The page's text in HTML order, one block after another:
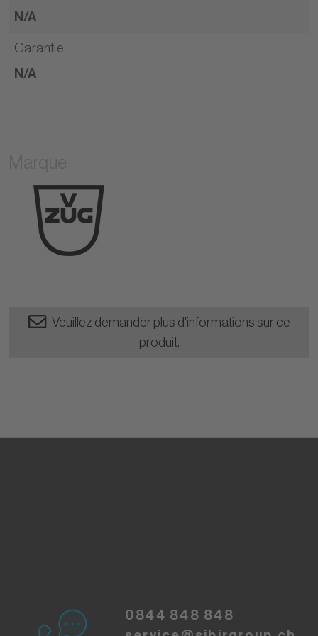
N/A
Garantie:
N/A
Veuillez demander plus d'informations sur ce
produit.
0844 848 848